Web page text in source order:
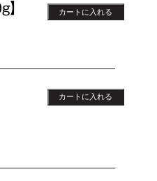
カートに入れる
カートに入れる